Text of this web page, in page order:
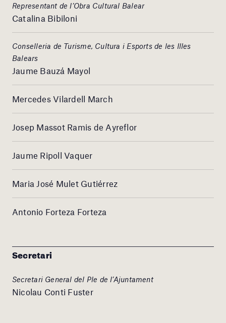
Representant de l’Obra Cultural Balear
Catalina Bibiloni
Conselleria de Turisme, Cultura i Esports de les Illes
Balears
Jaume Bauzá Mayol
Mercedes Vilardell March
Josep Massot Ramis de Ayreflor
Jaume Ripoll Vaquer
Maria José Mulet Gutiérrez
Antonio Forteza Forteza
Secretari
Secretari General del Ple de l’Ajuntament
Nicolau Conti Fuster